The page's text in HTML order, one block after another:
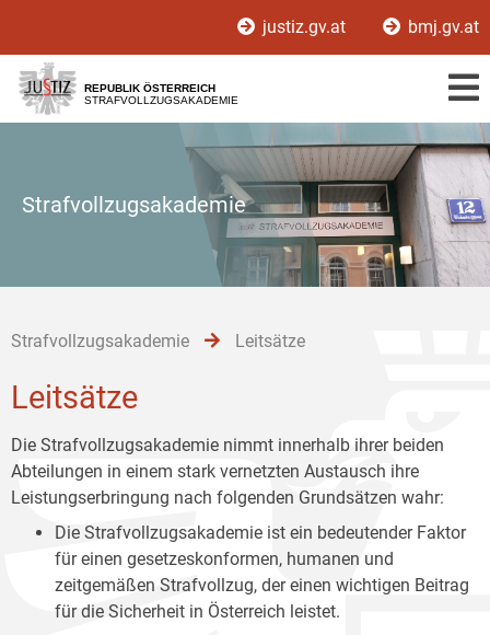
[1]
[2]
[3]
justiz.gv.at bmj.gv.at
REPUBLIK ÖSTERREICH
STRAFVOLLZUGSAKADEMIE
Strafvollzugsakademie
Strafvollzugsakademie Leitsätze
Leitsätze
Die Strafvollzugsakademie nimmt innerhalb ihrer beiden
Abteilungen in einem stark vernetzten Austausch ihre
Leistungserbringung nach folgenden Grundsätzen wahr:
Die Strafvollzugsakademie ist ein bedeutender Faktor
für einen gesetzeskonformen, humanen und
zeitgemäßen Strafvollzug, der einen wichtigen Beitrag
für die Sicherheit in Österreich leistet.